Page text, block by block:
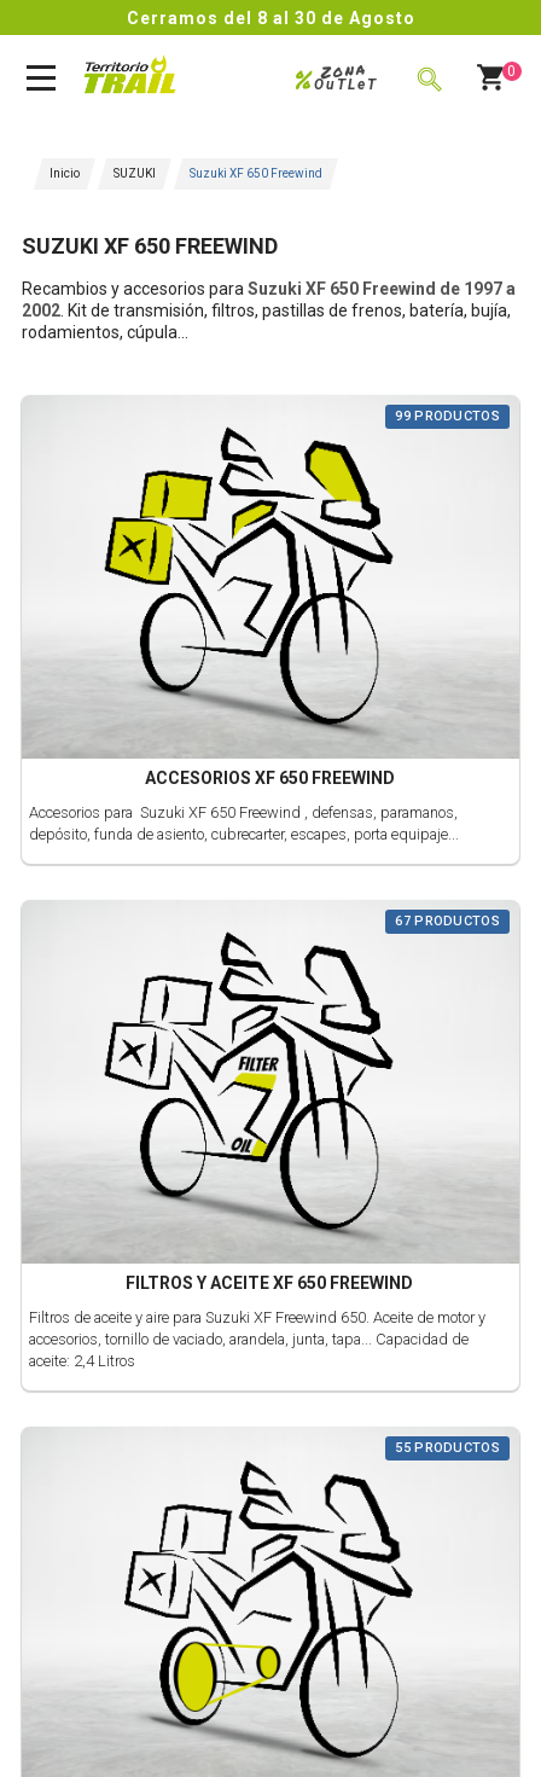
Cerramos del 8 al 30 de Agosto
Zona
%OuTLeT
0
Inicio SUZUKI Suzuki XF 650 Freewind
SUZUKI XF 650 FREEWIND
Recambios y accesorios para Suzuki XF 650 Freewind de 1997 a
2002 Kit de transmisión, filtros, pastillas de frenos, batería, bujía,
rodamientos, cúpula...
99 PRODUCTOS
ACCESORIOS XF 650 FREEWIND
Accesorios para Suzuki XF 650 Freewind , defensas, paramanos,
depósito, funda de asiento, cubrecarter, escapes, porta equipaje...
67 PRODUCTOS
FILTROS Y ACEITE XF 650 FREEWIND
Filtros de aceite y aire para Suzuki XF Freewind 650. Aceite de motor y
accesorios, tornillo de vaciado, arandela, junta, tapa... Capacidad de
aceite: 2,4 Litros
55 PRODUCTOS